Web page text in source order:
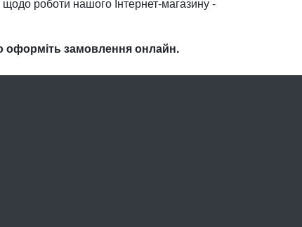
оформіть замовлення онлайн.